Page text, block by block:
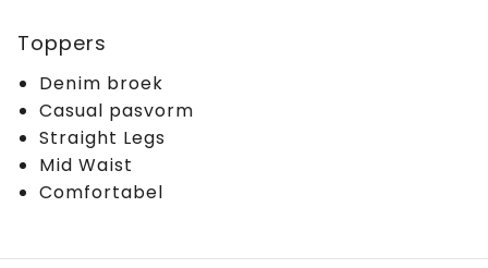
Toppers
Denim broek
Casual pasvorm
Straight Legs
Mid Waist
Comfortabel